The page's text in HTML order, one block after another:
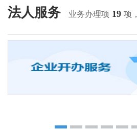
法人服务 业务办理项 19 项，